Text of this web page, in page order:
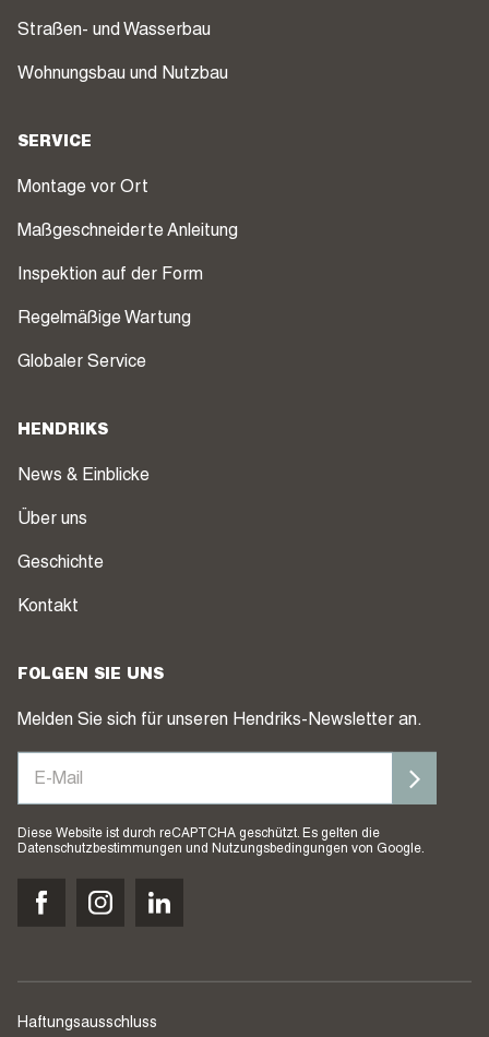
Straßen- und Wasserbau
Wohnungsbau und Nutzbau
SERVICE
Montage vor Ort
Maßgeschneiderte Anleitung
Inspektion auf der Form
Regelmäßige Wartung
Globaler Service
HENDRIKS
News & Einblicke
Über uns
Geschichte
Kontakt
FOLGEN SIE UNS
Melden Sie sich für unseren Hendriks-Newsletter an.
Diese Website ist durch reCAPTCHA geschützt. Es gelten die
Datenschutzbestimmungen und Nutzungsbedingungen von Google.
Haftungsausschluss